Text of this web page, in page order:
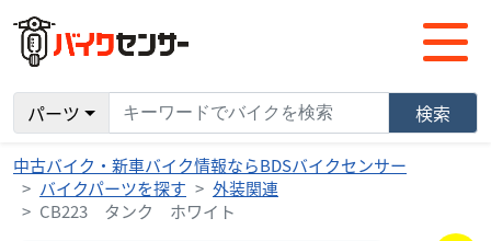
パーツ 検索
中古バイク・新車バイク情報ならBDSバイクセンサー
バイクパーツを探す
外装関連
CB223 タンク ホワイト